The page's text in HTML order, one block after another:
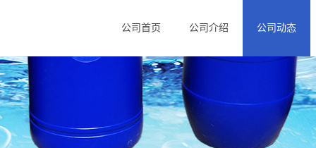
公司首页 公司介绍 公司动态